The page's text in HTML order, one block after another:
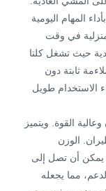
المهام اليومية
في وقت
حيث تشغل كلتا
ثابتة دون
الاستخدام طويل
القوة. ويتميز
الوزن
الثابتة يمكن أن تصل إلى
مما يجعله